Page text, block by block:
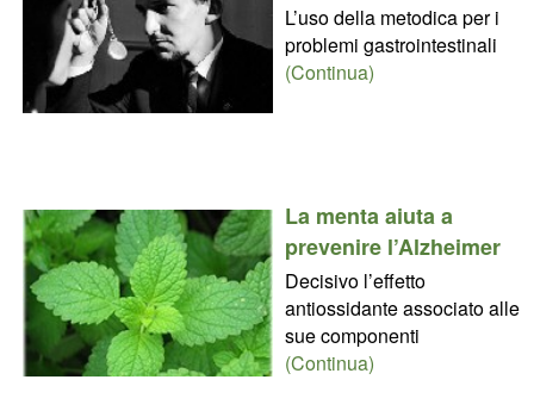
L’uso della metodica per i
problemi gastrointestinali
(Continua)
La menta aiuta a
prevenire l’Alzheimer
Decisivo l’effetto
antiossidante associato alle
sue componenti
(Continua)